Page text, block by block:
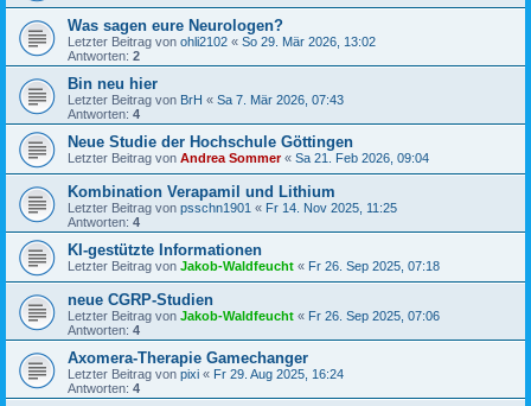
Was sagen eure Neurologen?
Letzter Beitrag von ohli2102 « So 29. Mär 2026, 13:02
Antworten: 2
Bin neu hier
Letzter Beitrag von BrH « Sa 7. Mär 2026, 07:43
Antworten: 4
Neue Studie der Hochschule Göttingen
Letzter Beitrag von Andrea Sommer« Sa 21. Feb 2026, 09:04
Kombination Verapamil und Lithium
Letzter Beitrag von psschn1901 « Fr 14. Nov 2025, 11:25
Antworten: 4
KI-gestützte Informationen
Letzter Beitrag von Jakob-Waldfeucht « Fr 26. Sep 2025, 07:18
neue CGRP-Studien
Letzter Beitrag von Jakob-Waldfeucht « Fr 26. Sep 2025, 07:06
Antworten: 4
Axomera-Therapie Gamechanger
Letzter Beitrag von pixi « Fr 29. Aug 2025, 16:24
Antworten: 4